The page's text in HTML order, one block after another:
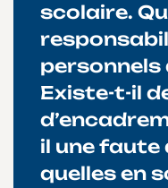
scolaire.
personnels
Existe-t-il
il une faute
quelles en